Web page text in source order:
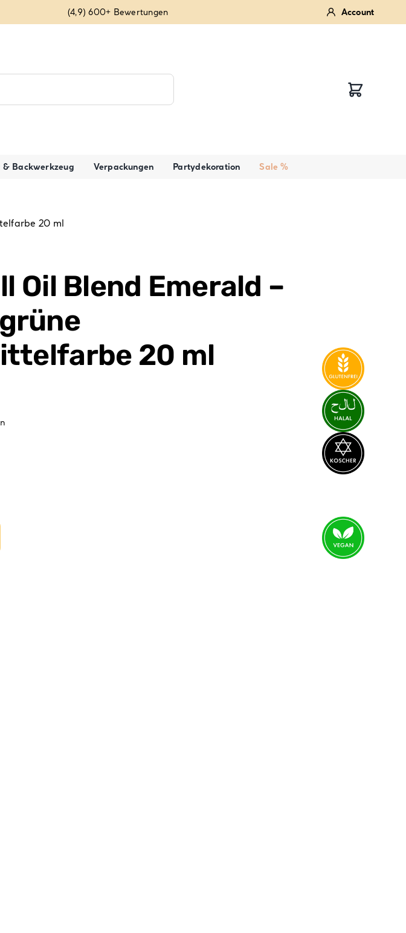
(4,9) 600+ Bewertungen Account
& Backwerkzeug Verpackungen Partydekoration Sale %
20 ml
Oil Blend Emerald –
20 ml